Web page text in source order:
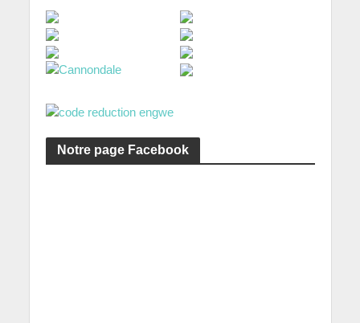
Notre page Facebook